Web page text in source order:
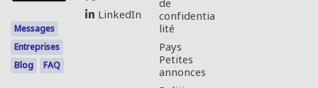
Messages
Entreprises
Blog
FAQ
LinkedIn
confidentia
lité
Pays
Petites
annonces